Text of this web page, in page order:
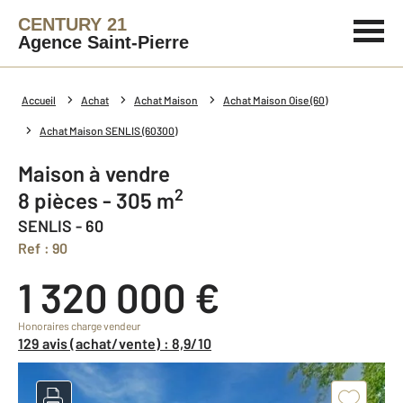
CENTURY 21
Agence Saint-Pierre
Accueil Achat Achat Maison Achat Maison Oise (60)
Achat Maison SENLIS (60300)
Maison à vendre
8 pièces - 305 m2
SENLIS - 60
Ref : 90
1 320 000 €
Honoraires charge vendeur
129 avis (achat/vente) : 8,9/10